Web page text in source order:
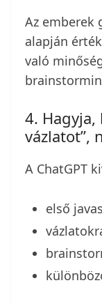
Az emberek
alapján
való
4. Hagyja,
vázlatot”,
A ChatGPT
első